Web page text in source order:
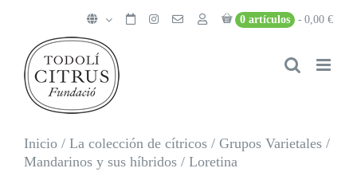
contenido
0 artículos 0,00 €
Inicio / La colección de cítricos / Grupos Varietales /
Mandarinos y sus híbridos / Loretina